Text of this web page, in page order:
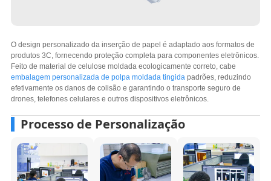
O design personalizado da inserção de papel é adaptado aos formatos de
produtos 3C, fornecendo proteção completa para componentes eletrônicos.
Feito de material de celulose moldada ecologicamente correto, cabe
embalagem personalizada de polpa moldada tingidapadrões, reduzindo
efetivamente os danos de colisão e garantindo o transporte seguro de
drones, telefones celulares e outros dispositivos eletrônicos.
Processo de Personalização